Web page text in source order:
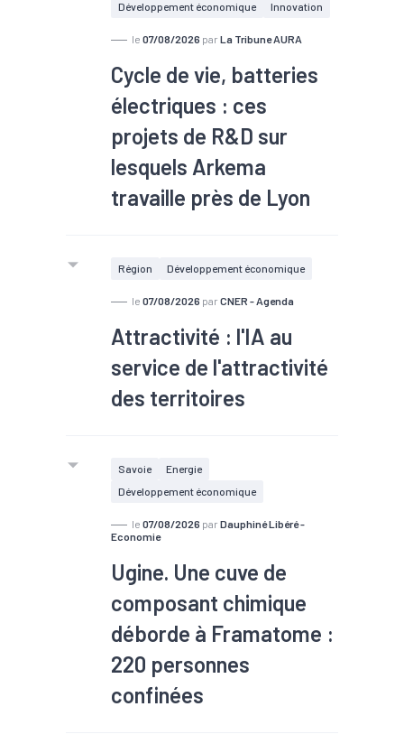
Développement économique
Innovation
le 07/08/2026 par La Tribune AURA
Cycle de vie, batteries
électriques : ces
projets de R&D sur
lesquels Arkema
travaille près de Lyon
Deuxième plus important centre de
situé à Pierre-Bénite, au sud de Lyon,
fête ses 20 ans aux mains du
chimiste cette année. Sur le site, une
centaine de projets de recherche sont
menés chaque année afin d'améliorer
Région Développement économique
le 07/08/2026 par CNER - Agenda
Attractivité : l'IA au
service de l'attractivité
des territoires
Savoie
Energie
Développement économique
le 07/08/2026 par Dauphiné Libéré -
Economie
Ugine. Une cuve de
composant chimique
déborde à Framatome :
220 personnes
confinées